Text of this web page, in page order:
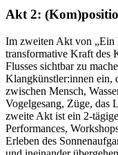
Akt 2:
Im zweiten Akt von „Ein
transformative Kraft des
Flusses sichtbar zu
Klangkünstler:innen ein,
zwischen Mensch,
Vogelgesang, Züge, das
zweite Akt ist ein 2-
Performances,
Erleben des